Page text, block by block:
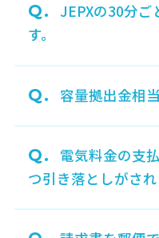
Q.
JEPXの30分
す。
Q. 容量拠出金相
Q.
電気料金の支
つ引き落としがさ